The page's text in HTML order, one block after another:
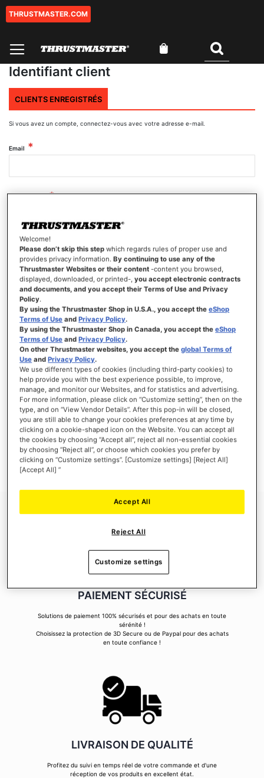
Aller
THRUSTMASTER.COM
Identifiant client
CLIENTS ENREGISTRÉS
Si vous avez un compte, connectez-vous avec votre adresse e-mail.
Email
Afficher le mot de passe
SE CONNECTER
Mot de passe oublié ?
NOUVEAUX CLIENTS
Créer un compte a de nombreux avantages : commander plus rapidement, enregistrer
plusieurs adresses, suivre vos commandes et plus encore.
CRÉER UN COMPTE
PAIEMENT SÉCURISÉ
Solutions de paiement 100% sécurisés et pour des achats en toute
sérénité !
Choisissez la protection de 3D Secure ou de Paypal pour des achats
en toute confiance !
LIVRAISON DE QUALITÉ
Profitez du suivi en temps réel de votre commande et d'une
réception de vos produits en excellent état.
Welcome!
Please don’t skip this step which regards rules of proper use and
provides privacy information.By continuing to use any of the
Thrustmaster Websites or their content -content you browsed,
displayed, downloaded, or printed-,you accept electronic contracts
and documents, and you accept their Terms of Use and Privacy
Policy.
By using the Thrustmaster Shop in U.S.A., you accept theeShop
Terms of Use andPrivacy Policy.
By using the Thrustmaster Shop in Canada, you accept theeShop
Terms of Use andPrivacy Policy.
On other Thrustmaster websites, you accept theglobal Terms of
Use andPrivacy Policy.
We use different types of cookies (including third-party cookies) to
help provide you with the best experience possible, to improve,
manage, and monitor our Websites, and for statistics and advertising.
For more information, please click on “Customize setting”, then on the
type, and on “View Vendor Details”. After this pop-in will be closed,
you are still able to change your cookies preferences at any time by
clicking on a cookie-shaped icon on the Website. You can accept all
the cookies by choosing “Accept all”, reject all non-essential cookies
by choosing “Reject all”, or choose which cookies you prefer by
clicking on “Customize settings”. [Customize settings] [Reject All]
[Accept All] ”
Reject All
Accept All
Customize settings